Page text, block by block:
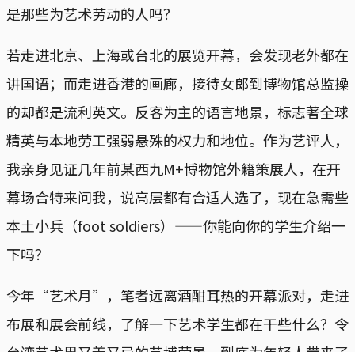
是那些为艺术劳动的人吗？
若走进北京、上海或台北的展览开幕，会发现老外都在
讲国语；而走进香港的画廊，接待女郎到博物馆总监操
的却都是流利英文。反客为主的语言地景，标志著全球
精英与本地劳工强弱悬殊的权力和地位。作为艺评人，
我亲身见证几年前某西九M+博物馆外籍策展人，在开
幕场合特来问我，说高层都有合适人选了，现在急需些
本土小兵（foot soldiers）——你能向你的学生介绍一
下吗？
今年“艺术月”，笔者远离酒酣耳热的开幕派对，走进
布展和展会前线，了解一下艺术学生都在干些什么？令